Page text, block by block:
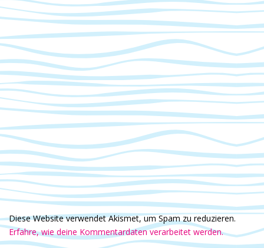
Diese Website verwendet Akismet, um Spam zu reduzieren.
Erfahre, wie deine Kommentardaten verarbeitet werden.